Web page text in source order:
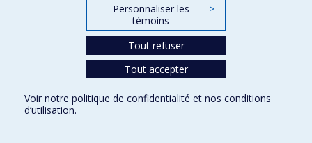
; Génomique; Métatranscriptomique
; Écologie urbaine
Ornella Puschiasis
Faculté des arts et des sciences -
Département de géographie
Changements climatiques
Personnaliser les
témoins
>
Tout refuser
Tout accepter
Voir notre politique de confidentialité et nos conditions
d’utilisation.